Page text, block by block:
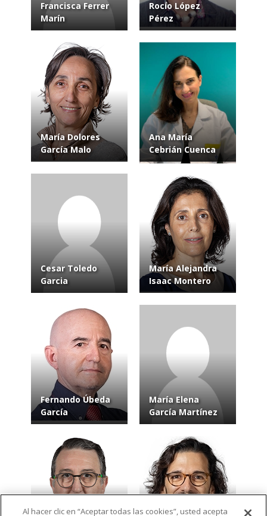
Francisca Ferrer
Marín
Rocío López
Pérez
María Dolores
García Malo
Ana María
Cebrián Cuenca
Cesar Toledo
Garcia
María Alejandra
Isaac Montero
Fernando Úbeda
García
María Elena
García Martínez
Al hacer clic en “Aceptar todas las cookies”, usted acepta